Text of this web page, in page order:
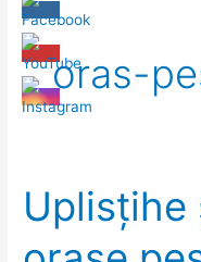
oras-
Uplisțihe